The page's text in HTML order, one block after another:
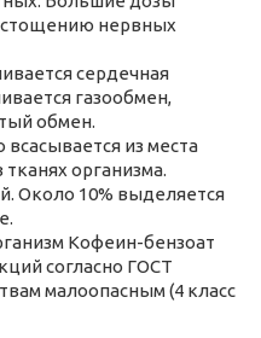
нервных
сердечная
газообмен,
обмен.
из места
организма.
Около 10% выделяется
Кофеин-бензоат
согласно ГОСТ
малоопасным (4 класс